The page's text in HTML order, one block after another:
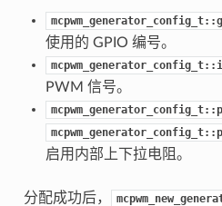
使用的 GPIO 编号。
PWM 信号。
启用内部上下拉电阻。
分配成功后，